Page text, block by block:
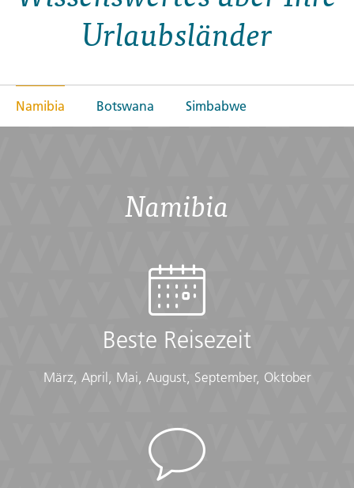
Urlaubsländer
Namibia Botswana Simbabwe
Namibia
Beste Reisezeit
März, April, Mai, August, September, Oktober